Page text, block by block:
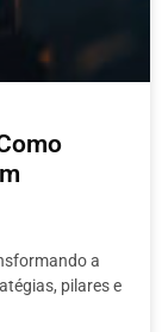
a
pilares e